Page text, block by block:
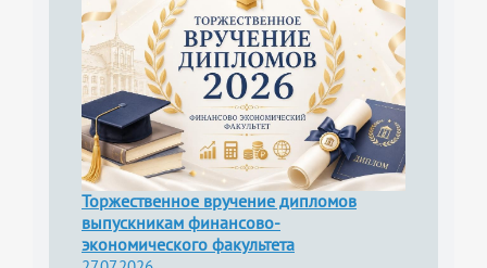
Торжественное вручение дипломов
выпускникам финансово-
экономического факультета